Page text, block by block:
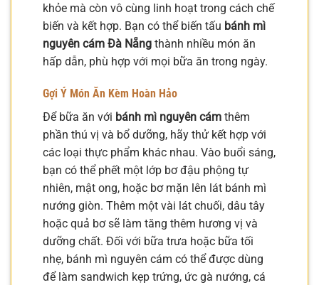
khỏe mà còn vô cùng linh hoạt trong cách chế
biến và kết hợp. Bạn có thể biến tấu bánh mì
nguyên cám Đà Nẵng thành nhiều món ăn
hấp dẫn, phù hợp với mọi bữa ăn trong ngày.
Gợi Ý Món Ăn Kèm Hoàn Hảo
Để bữa ăn với bánh mì nguyên cám thêm
phần thú vị và bổ dưỡng, hãy thử kết hợp với
các loại thực phẩm khác nhau. Vào buổi sáng,
bạn có thể phết một lớp bơ đậu phộng tự
nhiên, mật ong, hoặc bơ mặn lên lát bánh mì
nướng giòn. Thêm một vài lát chuối, dâu tây
hoặc quả bơ sẽ làm tăng thêm hương vị và
dưỡng chất. Đối với bữa trưa hoặc bữa tối
nhẹ, bánh mì nguyên cám có thể được dùng
để làm sandwich kẹp trứng, ức gà nướng, cá